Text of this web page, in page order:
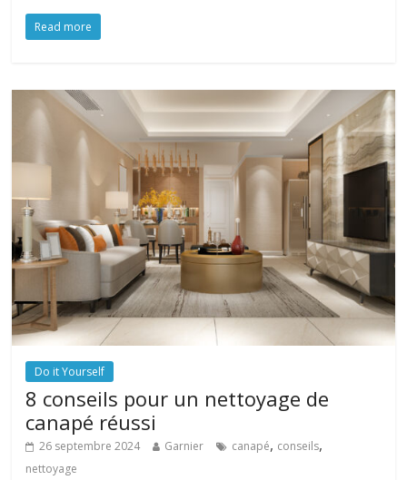
Read more
Do it Yourself
8 conseils pour un nettoyage de
canapé réussi
26 septembre 2024 Garnier canapé, conseils,
nettoyage